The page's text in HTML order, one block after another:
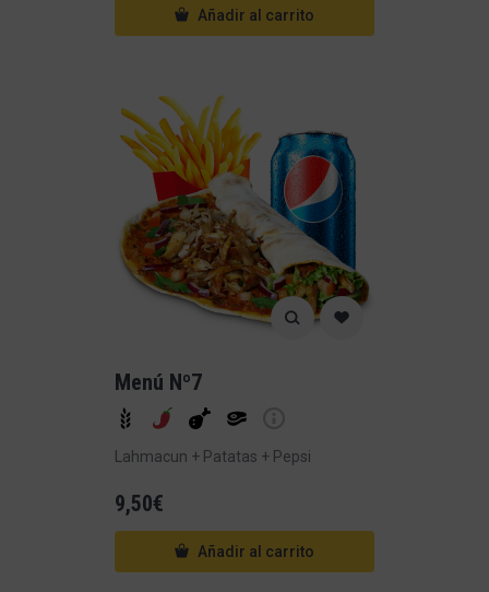
Añadir al carrito
Menú Nº7
Lahmacun + Patatas + Pepsi
9,50€
Añadir al carrito